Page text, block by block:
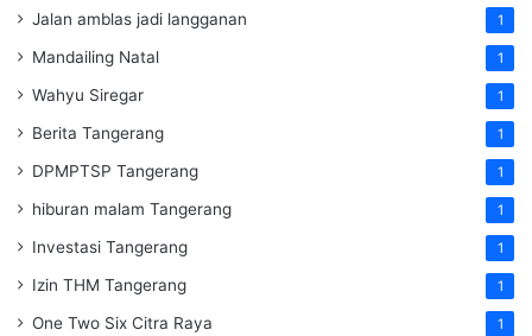
Jalan amblas jadi langganan 1
Mandailing Natal 1
Wahyu Siregar 1
Berita Tangerang 1
DPMPTSP Tangerang 1
hiburan malam Tangerang 1
Investasi Tangerang 1
Izin THM Tangerang 1
One Two Six Citra Raya 1